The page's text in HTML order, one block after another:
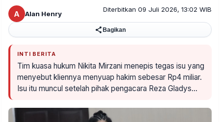
A Alan Henry
Diterbitkan 09 Juli 2026, 13:02 WIB
Bagikan
INTI BERITA
Tim kuasa hukum Nikita Mirzani menepis tegas isu yang
menyebut kliennya menyuap hakim sebesar Rp4 miliar.
Isu itu muncul setelah pihak pengacara Reza Gladys…